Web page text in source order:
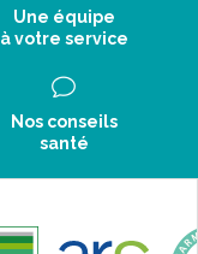
Une équipe
à votre service
Nos conseils
santé